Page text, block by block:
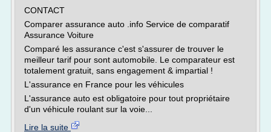
CONTACT
Comparer assurance auto .info Service de comparatif
Assurance Voiture
Comparé les assurance c'est s'assurer de trouver le
meilleur tarif pour sont automobile. Le comparateur est
totalement gratuit, sans engagement & impartial !
L'assurance en France pour les véhicules
L'assurance auto est obligatoire pour tout propriétaire
d'un véhicule roulant sur la voie...
Lire la suite